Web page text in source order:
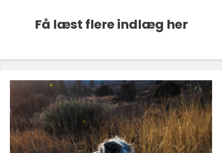
Få læst flere indlæg her